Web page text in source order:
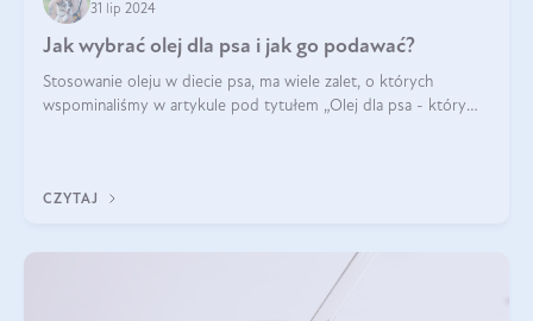
31 lip 2024
Jak wybrać olej dla psa i jak go podawać?
Stosowanie oleju w diecie psa, ma wiele zalet, o których
wspominaliśmy w artykule pod tytułem „Olej dla psa - który
CZYTAJ